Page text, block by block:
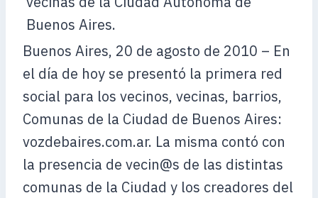
Buenos Aires, 20 de agosto de 2010 – En
el día de hoy se presentó la primera red
social para los vecinos, vecinas, barrios,
Comunas de la Ciudad de Buenos Aires:
vozdebaires.com.ar. La misma contó con
la presencia de vecin@s de las distintas
comunas de la Ciudad y los creadores del